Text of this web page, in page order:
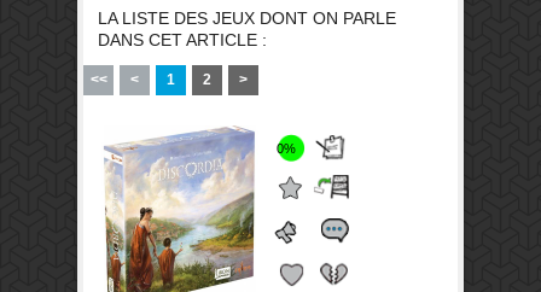
LA LISTE DES JEUX DONT ON PARLE
DANS CET ARTICLE :
<< < 1 2 >
0%